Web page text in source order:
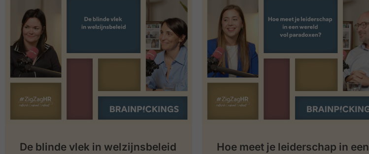
De blinde vlek in welzijnsbeleid
Hoe meet je leiderschap in een